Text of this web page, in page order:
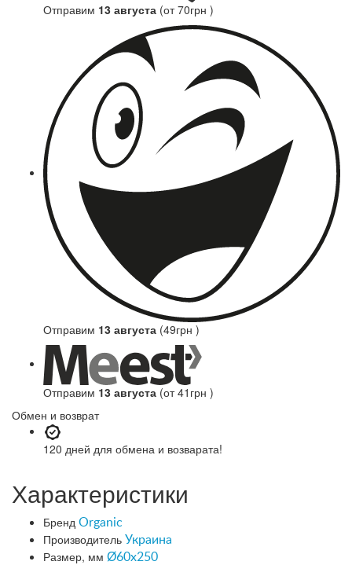
Отправим 13 августа (от 70грн )
Отправим 13 августа (49грн )
Отправим 13 августа (от 41грн )
Обмен и возврат
120 дней для обмена и возварата!
Характеристики
Бренд Organic
Производитель Украина
Размер, мм Ø60x250